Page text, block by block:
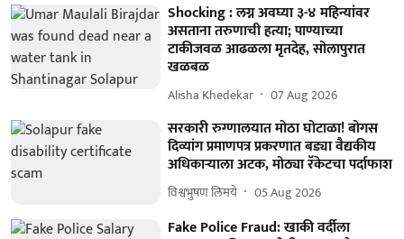
Shocking : लग्न अवघ्या ३-४ महिन्यांवर
असताना तरुणाची हत्या; पाण्याच्या
टाकीजवळ आढळला मृतदेह, सोलापुरात
खळबळ
Alisha Khedekar 07 Aug 2026
सरकारी रुग्णालयात मोठा घोटाळा! बोगस
दिव्यांग प्रमाणपत्र प्रकरणात बड्या वैद्यकीय
अधिकाऱ्याला अटक, मोठ्या रॅकेटचा पर्दाफाश
विश्वभुषण लिमये 05 Aug 2026
Fake Police Fraud: खाकी वर्दीला